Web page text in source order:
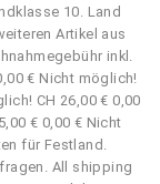
10. Land
Artikel aus
inkl.
€ Nicht möglich!
CH 26,00 € 0,00
€ 0,00 € Nicht
für Festland.
All shipping